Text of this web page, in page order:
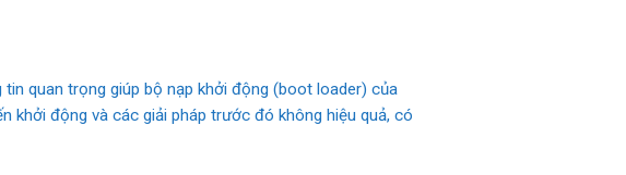
quan trọng giúp bộ nạp khởi động (boot loader) của
khởi động và các giải pháp trước đó không hiệu quả, có